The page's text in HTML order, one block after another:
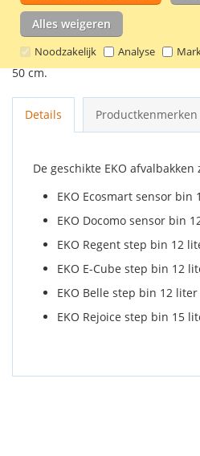
Alles weigeren
Noodzakelijk Analyse
Extra sterke, witte afvalzakken
zijn perfect passend voor EKO
afvalbakken met vergelijkbare
afvalzakken zijn per 20 stuks
50 cm.
Details Productkenmerken
De geschikte EKO afvalbakken
EKO Ecosmart sensor bin
EKO Docomo sensor bin
EKO Regent step bin 12
EKO E-Cube step bin 12
EKO Belle step bin 12 liter
EKO Rejoice step bin 15